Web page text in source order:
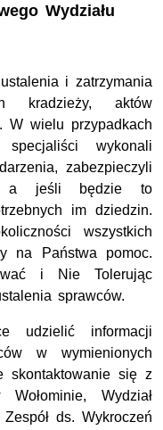
Wydziału
i zatrzymania
kradzieży, aktów
W wielu przypadkach
wykonali
zabezpieczyli
a jeśli będzie to
im dziedzin.
wszystkich
na Państwa pomoc.
i Nie Tolerując
sprawców.
udzielić informacji
w wymienionych
skontaktowanie się z
Wydział
ds. Wykroczeń